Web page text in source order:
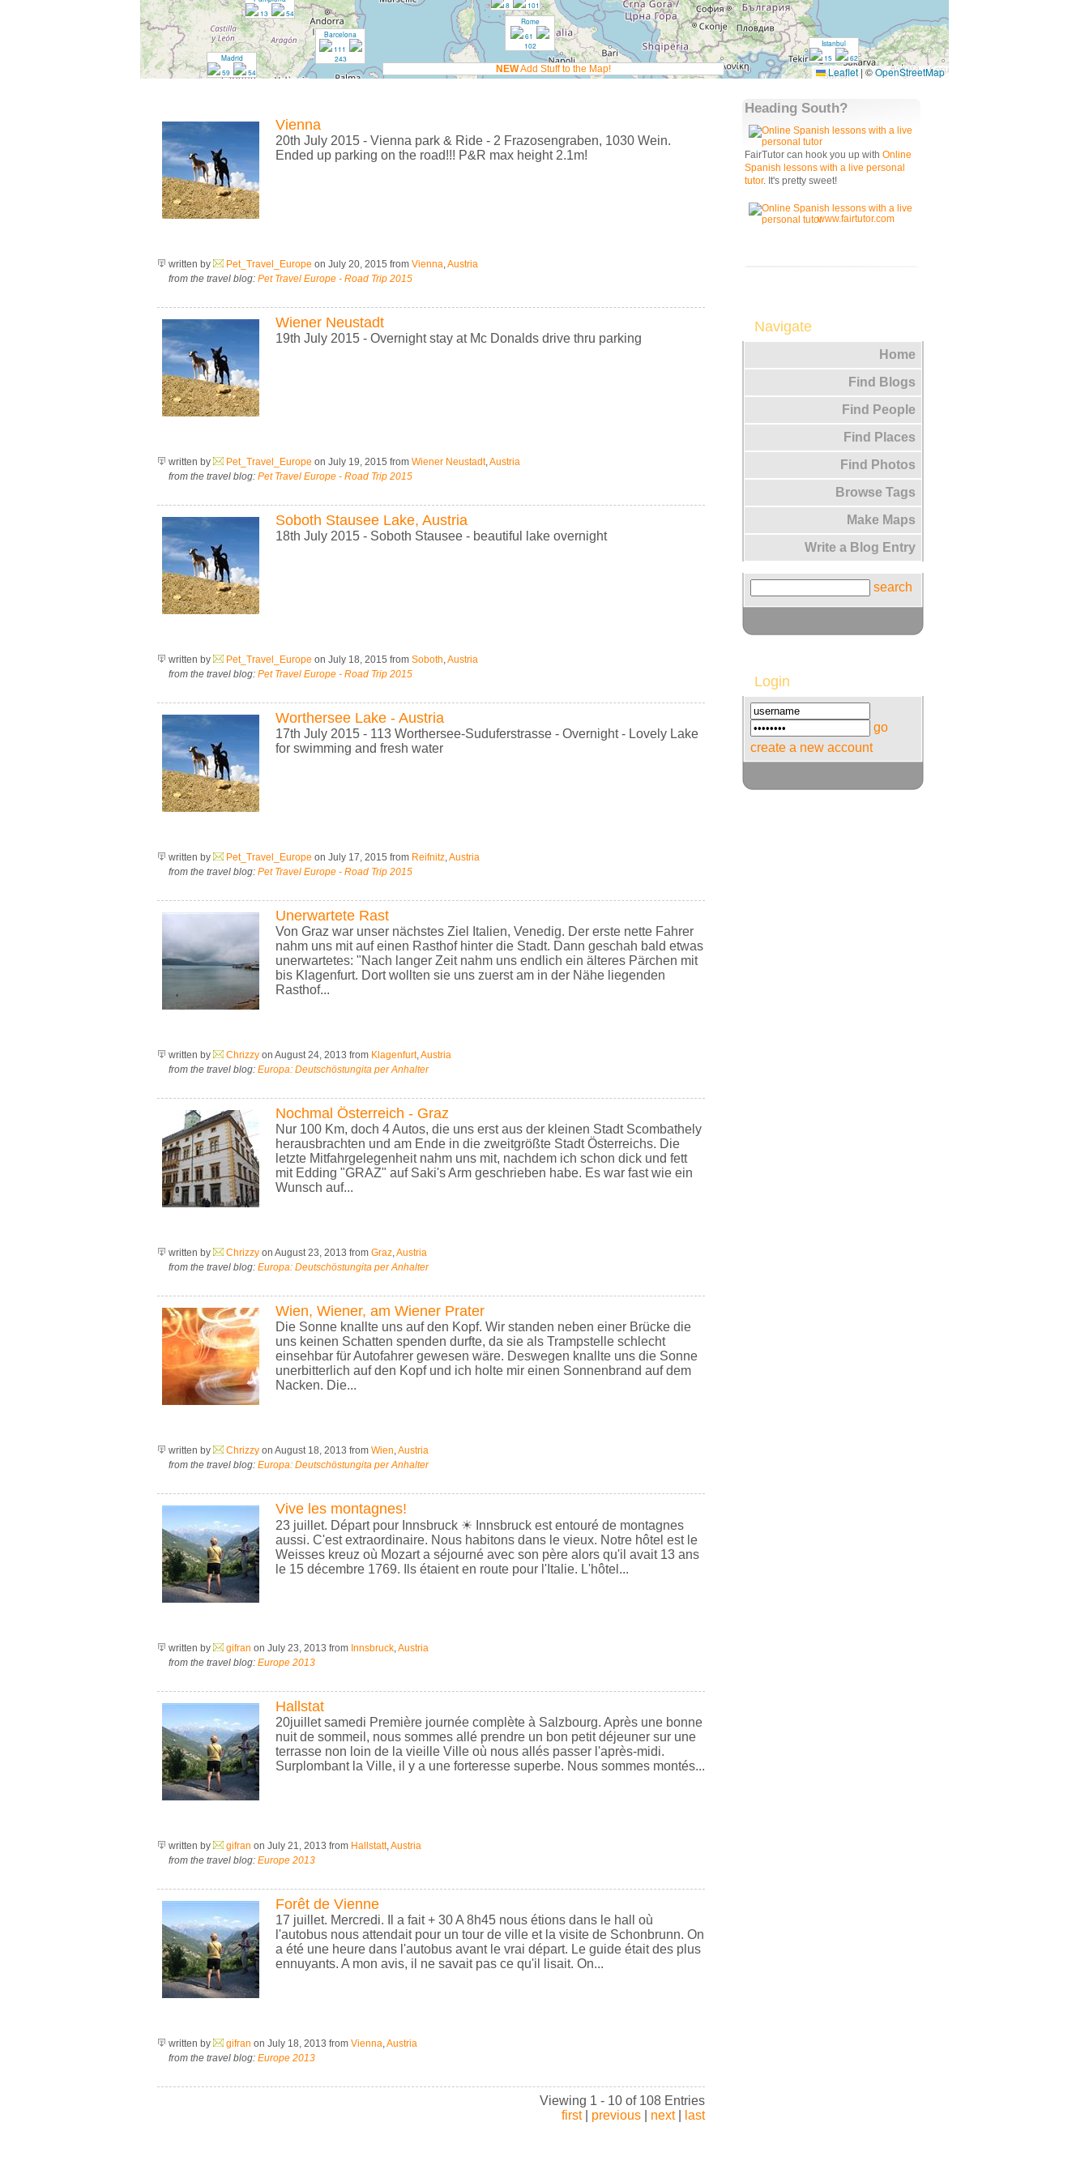
8
101
Rome
61
102
13
54
Barcelona
111
243
Madrid
59
54
Istanbul
15
62
Leaflet | ©OpenStreetMap
Vienna
20th July 2015 - Vienna park & Ride - 2 Frazosengraben, 1030 Wein.
Ended up parking on the road!!! P&R max height 2.1m!
written by Pet_Travel_Europe on July 20, 2015 from Vienna,Austria
from the travel blog: Pet Travel Europe - Road Trip 2015
Wiener Neustadt
19th July 2015 - Overnight stay at Mc Donalds drive thru parking
written by Pet_Travel_Europe on July 19, 2015 from Wiener Neustadt,Austria
from the travel blog: Pet Travel Europe - Road Trip 2015
Soboth Stausee Lake, Austria
18th July 2015 - Soboth Stausee - beautiful lake overnight
written by Pet_Travel_Europe on July 18, 2015 from Soboth,Austria
from the travel blog: Pet Travel Europe - Road Trip 2015
Worthersee Lake - Austria
17th July 2015 - 113 Worthersee-Suduferstrasse - Overnight - Lovely Lake
for swimming and fresh water
written by Pet_Travel_Europe on July 17, 2015 from Reifnitz,Austria
from the travel blog: Pet Travel Europe - Road Trip 2015
Unerwartete Rast
Von Graz war unser nächstes Ziel Italien, Venedig. Der erste nette Fahrer
nahm uns mit auf einen Rasthof hinter die Stadt. Dann geschah bald etwas
unerwartetes: "Nach langer Zeit nahm uns endlich ein älteres Pärchen mit
bis Klagenfurt. Dort wollten sie uns zuerst am in der Nähe liegenden
Rasthof...
written by Chrizzy on August 24, 2013 from Klagenfurt,Austria
from the travel blog: Europa: Deutschöstungita per Anhalter
Nochmal Österreich - Graz
Nur 100 Km, doch 4 Autos, die uns erst aus der kleinen Stadt Scombathely
herausbrachten und am Ende in die zweitgrößte Stadt Österreichs. Die
letzte Mitfahrgelegenheit nahm uns mit, nachdem ich schon dick und fett
mit Edding "GRAZ" auf Saki's Arm geschrieben habe. Es war fast wie ein
Wunsch auf...
written by Chrizzy on August 23, 2013 from Graz,Austria
from the travel blog: Europa: Deutschöstungita per Anhalter
Wien, Wiener, am Wiener Prater
Die Sonne knallte uns auf den Kopf. Wir standen neben einer Brücke die
uns keinen Schatten spenden durfte, da sie als Trampstelle schlecht
einsehbar für Autofahrer gewesen wäre. Deswegen knallte uns die Sonne
unerbitterlich auf den Kopf und ich holte mir einen Sonnenbrand auf dem
Nacken. Die...
written by Chrizzy on August 18, 2013 from Wien,Austria
from the travel blog: Europa: Deutschöstungita per Anhalter
Vive les montagnes!
23 juillet. Départ pour Innsbruck ☀ Innsbruck est entouré de montagnes
aussi. C'est extraordinaire. Nous habitons dans le vieux. Notre hôtel est le
Weisses kreuz où Mozart a séjourné avec son père alors qu'il avait 13 ans
le 15 décembre 1769. Ils étaient en route pour l'Italie. L'hôtel...
written by gifran on July 23, 2013 from Innsbruck,Austria
from the travel blog: Europe 2013
Hallstat
20juillet samedi Première journée complète à Salzbourg. Après une bonne
nuit de sommeil, nous sommes allé prendre un bon petit déjeuner sur une
terrasse non loin de la vieille Ville où nous allés passer l'après-midi.
Surplombant la Ville, il y a une forteresse superbe. Nous sommes montés...
written by gifran on July 21, 2013 from Hallstatt,Austria
from the travel blog: Europe 2013
Forêt de Vienne
17 juillet. Mercredi. Il a fait + 30 A 8h45 nous étions dans le hall où
l'autobus nous attendait pour un tour de ville et la visite de Schonbrunn. On
a été une heure dans l'autobus avant le vrai départ. Le guide était des plus
ennuyants. A mon avis, il ne savait pas ce qu'il lisait. On...
written by gifran on July 18, 2013 from Vienna,Austria
from the travel blog: Europe 2013
Viewing 1 - 10 of 108 Entries
first| previous next| last
Heading South?
FairTutor can hook you up with Online
Spanish lessons with a live personal
tutor. It's pretty sweet!
www.fairtutor.com
Navigate
Home
Find Blogs
Find People
Find Places
Find Photos
Browse Tags
Make Maps
Write a Blog Entry
search
Login
go
create a new account
NEWAdd Stuff to the Map!